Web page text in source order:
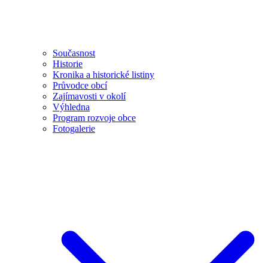
Současnost
Historie
Kronika a historické listiny
Průvodce obcí
Zajímavosti v okolí
Výhledna
Program rozvoje obce
Fotogalerie